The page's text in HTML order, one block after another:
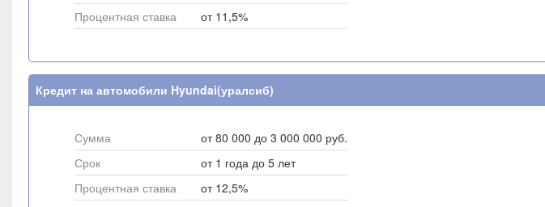
Процентная ставка
от 11,5%
Кредит на автомобили Hyundai(уралсиб)
Сумма
от 80 000 до 3 000 000 руб.
Срок
от 1 года до 5 лет
Процентная ставка
от 12,5%